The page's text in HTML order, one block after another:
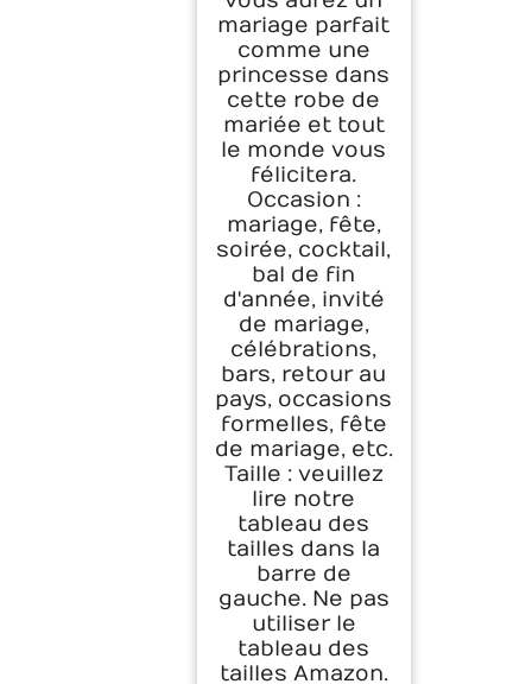
mariage parfait
comme une
princesse dans
cette robe de
mariée et tout
le monde vous
félicitera.
Occasion :
mariage, fête,
soirée, cocktail,
bal de fin
d'année, invité
de mariage,
célébrations,
bars, retour au
pays, occasions
formelles, fête
de mariage, etc.
Taille : veuillez
lire notre
tableau des
tailles dans la
barre de
gauche. Ne pas
utiliser le
tableau des
tailles Amazon.